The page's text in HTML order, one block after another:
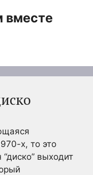
вместе
х, то это
выходит